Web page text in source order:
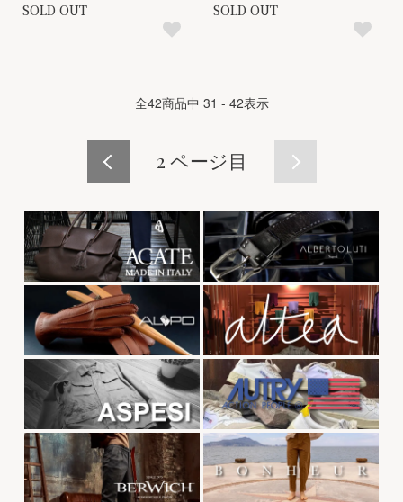
SOLD OUT SOLD OUT
全42商品中 31 - 42表示
2 ページ目